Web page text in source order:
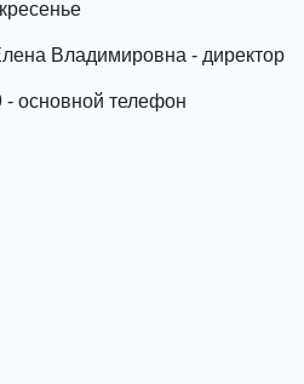
Владимировна - директор
- основной телефон